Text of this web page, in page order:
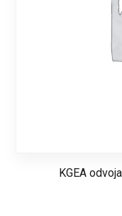
KGEA